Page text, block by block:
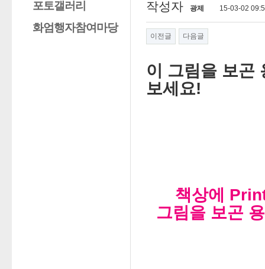
포토갤러리
화엄행자참여마당
작성자 광제 15-03-02
이전글 다음글
이 그림을 보곤
보세요!
책상에
그림을 보곤